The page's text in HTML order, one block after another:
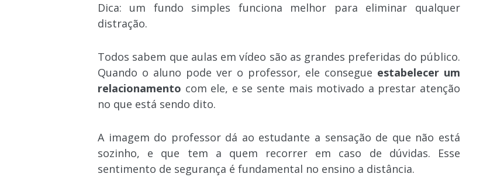
Dica: um fundo simples funciona melhor para eliminar qualquer
distração.
Todos sabem que aulas em vídeo são as grandes preferidas do público.
Quando o aluno pode ver o professor, ele consegue estabelecer um
relacionamento com ele, e se sente mais motivado a prestar atenção
no que está sendo dito.
A imagem do professor dá ao estudante a sensação de que não está
sozinho, e que tem a quem recorrer em caso de dúvidas. Esse
sentimento de segurança é fundamental no ensino a distância.